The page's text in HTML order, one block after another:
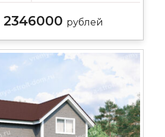
2346000 рублей